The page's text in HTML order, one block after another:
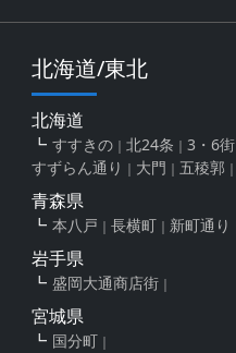
北海道/東北
北海道
すすきの 北24条 3・6街
すずらん通り
大門 五稜郭
青森県
本八戸 長横町 新町通り
岩手県
盛岡大通商店街
宮城県
国分町